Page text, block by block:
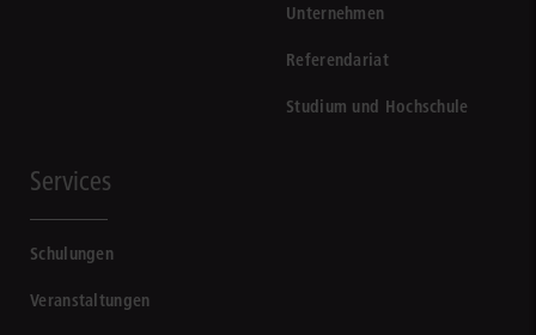
Unternehmen
Referendariat
Studium und Hochschule
Services
Schulungen
Veranstaltungen